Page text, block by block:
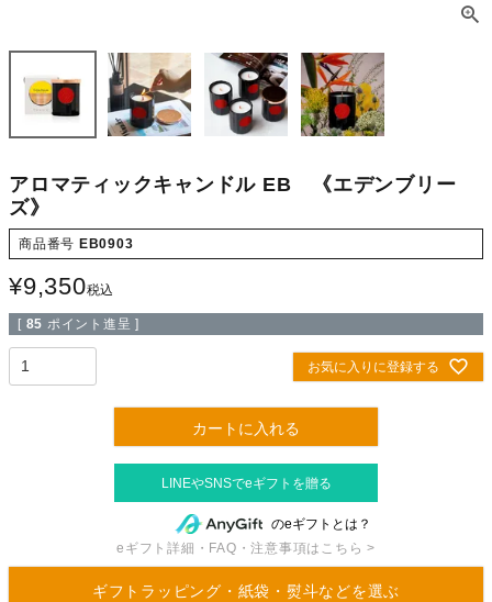
アロマティックキャンドル EB 《エデンブリー
ズ》
商品番号 EB0903
¥9,350税込
[ 85 ポイント進呈 ]
お気に入りに登録する
カートに入れる
のeギフトとは？
eギフト詳細・FAQ・注意事項はこちら >
ギフトラッピング・紙袋・熨斗などを選ぶ